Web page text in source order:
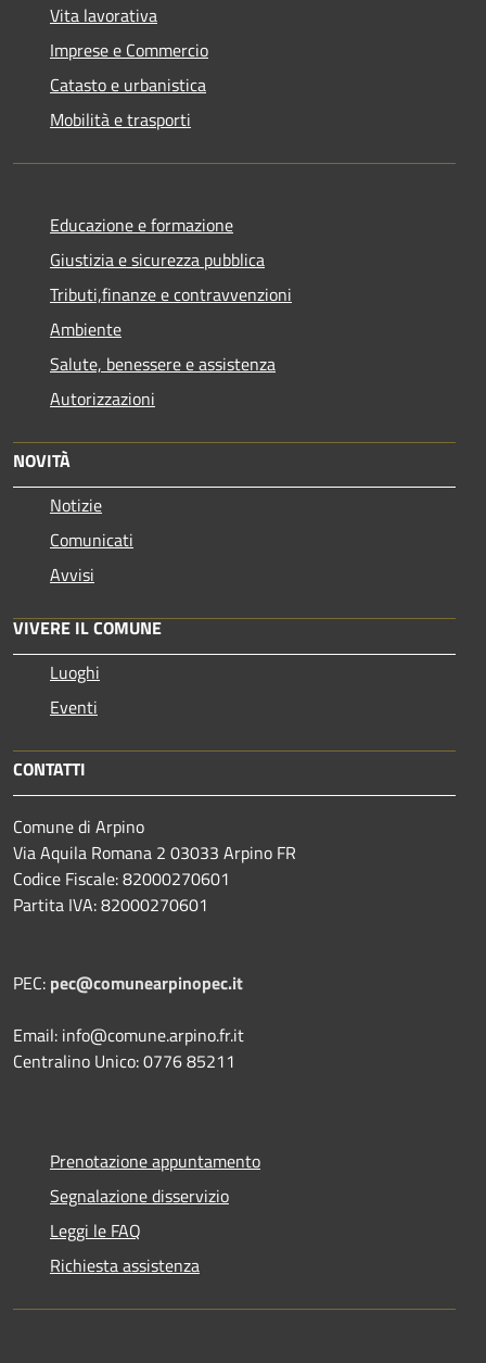
Vita lavorativa
Imprese e Commercio
Catasto e urbanistica
Mobilità e trasporti
Educazione e formazione
Giustizia e sicurezza pubblica
Tributi,finanze e contravvenzioni
Ambiente
Salute, benessere e assistenza
Autorizzazioni
NOVITÀ
Notizie
Comunicati
Avvisi
VIVERE IL COMUNE
Luoghi
Eventi
CONTATTI
Comune di Arpino
Via Aquila Romana 2 03033 Arpino FR
Codice Fiscale: 82000270601
Partita IVA: 82000270601
PEC: pec@comunearpinopec.it
Email: info@comune.arpino.fr.it
Centralino Unico: 0776 85211
Prenotazione appuntamento
Segnalazione disservizio
Leggi le FAQ
Richiesta assistenza